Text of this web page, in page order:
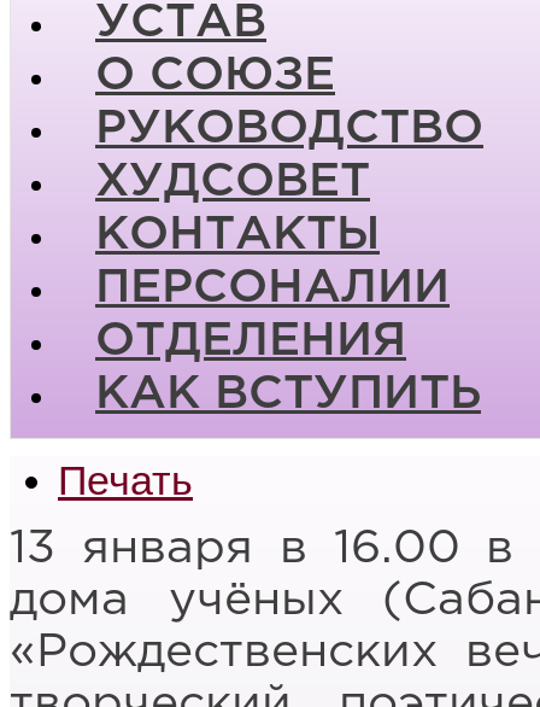
УСТАВ
О СОЮЗЕ
РУКОВОДСТВО
ХУДСОВЕТ
КОНТАКТЫ
ПЕРСОНАЛИИ
ОТДЕЛЕНИЯ
КАК ВСТУПИТЬ
Печать
13 января в 16.00 в
дома учёных
«Рождественских